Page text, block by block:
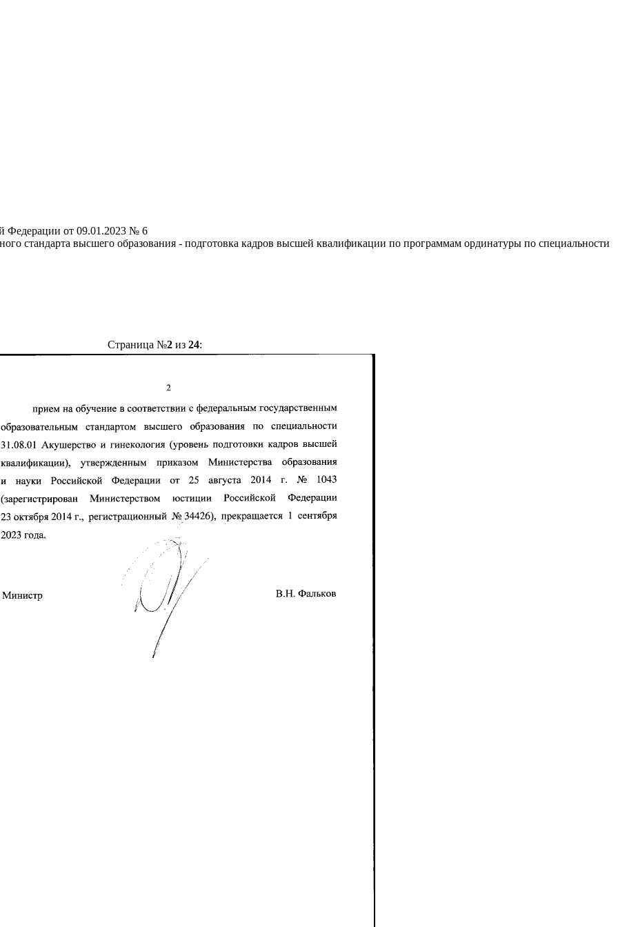
Федерации от 09.01.2023 № 6
стандарта высшего образования - подготовка кадров высшей квалификации по программам ординатуры по специальности
Страница №2из 24: